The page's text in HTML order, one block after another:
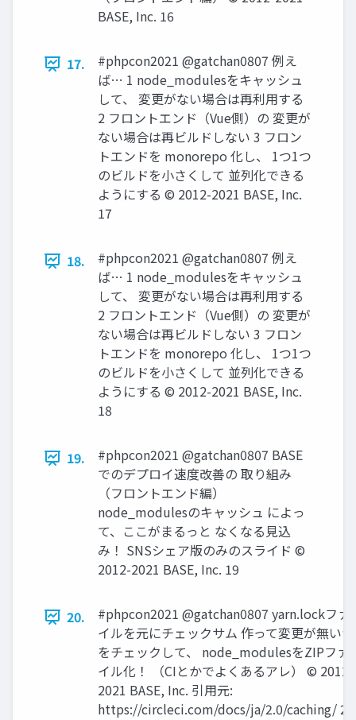
BASE, Inc. 16
17.
#phpcon2021 @gatchan0807 例え
ば… 1 node_modulesをキャッシュ
して、 変更がない場合は再利用する
2 フロントエンド（Vue側）の 変更が
ない場合は再ビルドしない 3 フロン
トエンドを monorepo 化し、 1つ1つ
のビルドを小さくして 並列化できる
ようにする © 2012-2021 BASE, Inc.
17
18.
#phpcon2021 @gatchan0807 例え
ば… 1 node_modulesをキャッシュ
して、 変更がない場合は再利用する
2 フロントエンド（Vue側）の 変更が
ない場合は再ビルドしない 3 フロン
トエンドを monorepo 化し、 1つ1つ
のビルドを小さくして 並列化できる
ようにする © 2012-2021 BASE, Inc.
18
19.
#phpcon2021 @gatchan0807 BASE
でのデプロイ速度改善の 取り組み
（フロントエンド編）
node_modulesのキャッシュ によっ
て、ここがまるっと なくなる見込
み！ SNSシェア版のみのスライド ©
2012-2021 BASE, Inc. 19
20.
#phpcon2021 @gatchan0807 yarn.lockファ
イルを元にチェックサム 作って変更が無いか
をチェックして、 node_modulesをZIPファ
イル化！ （CIとかでよくあるアレ） © 2012-
2021 BASE, Inc. 引用元:
https://circleci.com/docs/ja/2.0/caching/ 20